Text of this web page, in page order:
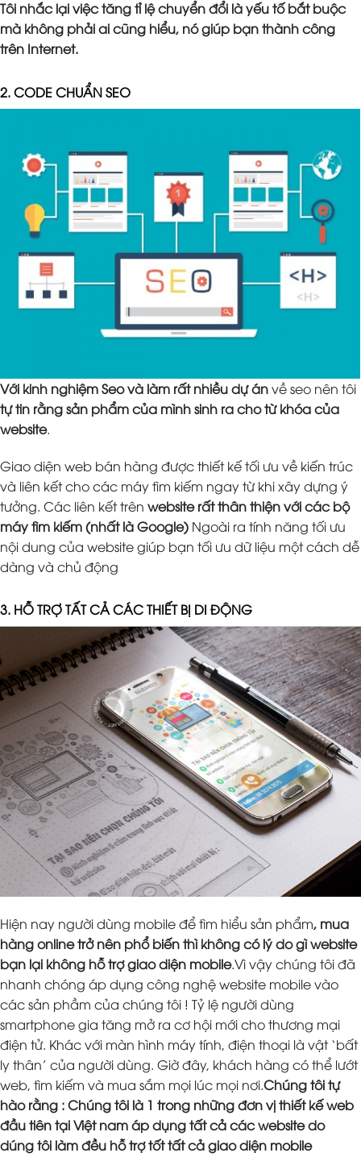
Tôi nhắc lại việc tăng tỉ lệ chuyển đổi là yếu tố bắt buộc
mà không phải ai cũng hiểu, nó giúp bạn thành công
trên Internet.
2. CODE CHUẨN SEO
Với kinh nghiệm Seo và làm rất nhiều dự ánvề seo nên tôi
tự tin rằng sản phẩm của mình sinh ra cho từ khóa của
website.
Giao diện web bán hàng được thiết kế tối ưu về kiến trúc
và liên kết cho các máy tìm kiếm ngay từ khi xây dựng ý
tưởng. Các liên kết trên website rất thân thiện với các bộ
máy tìm kiếm (nhất là Google) Ngoài ra tính năng tối ưu
nội dung của website giúp bạn tối ưu dữ liệu một cách dễ
dàng và chủ động
3. HỖ TRỢ TẤT CẢ CÁC THIẾT BỊ DI ĐỘNG
Hiện nay người dùng mobile để tìm hiểu sản phẩm, mua
hàng online trở nên phổ biến thì không có lý do gì website
bạn lại không hỗ trợ giao diện mobile.Vì vậy chúng tôi đã
nhanh chóng áp dụng công nghệ website mobile vào
các sản phầm của chúng tôi ! Tỷ lệ người dùng
smartphone gia tăng mở ra cơ hội mới cho thương mại
điện tử. Khác với màn hình máy tính, điện thoại là vật ‘bất
ly thân’ của người dùng. Giờ đây, khách hàng có thể lướt
web, tìm kiếm và mua sắm mọi lúc mọi nơi.Chúng tôi tự
hào rằng : Chúng tôi là 1 trong những đơn vị thiết kế web
đầu tiên tại Việt nam áp dụng tất cả các website do
dúng tôi làm đều hỗ trợ tốt tất cả giao diện mobile